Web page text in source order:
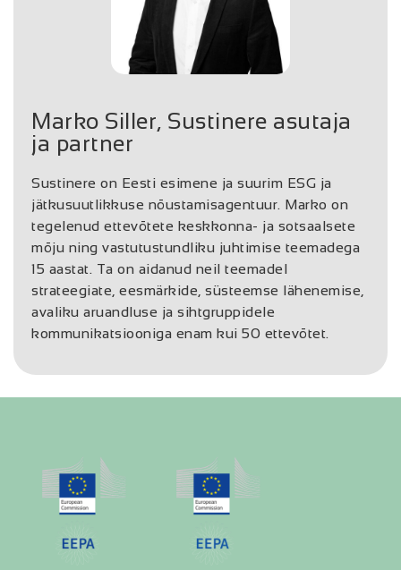
Marko Siller, Sustinere asutaja
ja partner
Sustinere on Eesti esimene ja suurim ESG ja
jätkusuutlikkuse nõustamisagentuur. Marko on
tegelenud ettevõtete keskkonna- ja sotsaalsete
mõju ning vastutustundliku juhtimise teemadega
15 aastat. Ta on aidanud neil teemadel
strateegiate, eesmärkide, süsteemse lähenemise,
avaliku aruandluse ja sihtgruppidele
kommunikatsiooniga enam kui 50 ettevõtet.